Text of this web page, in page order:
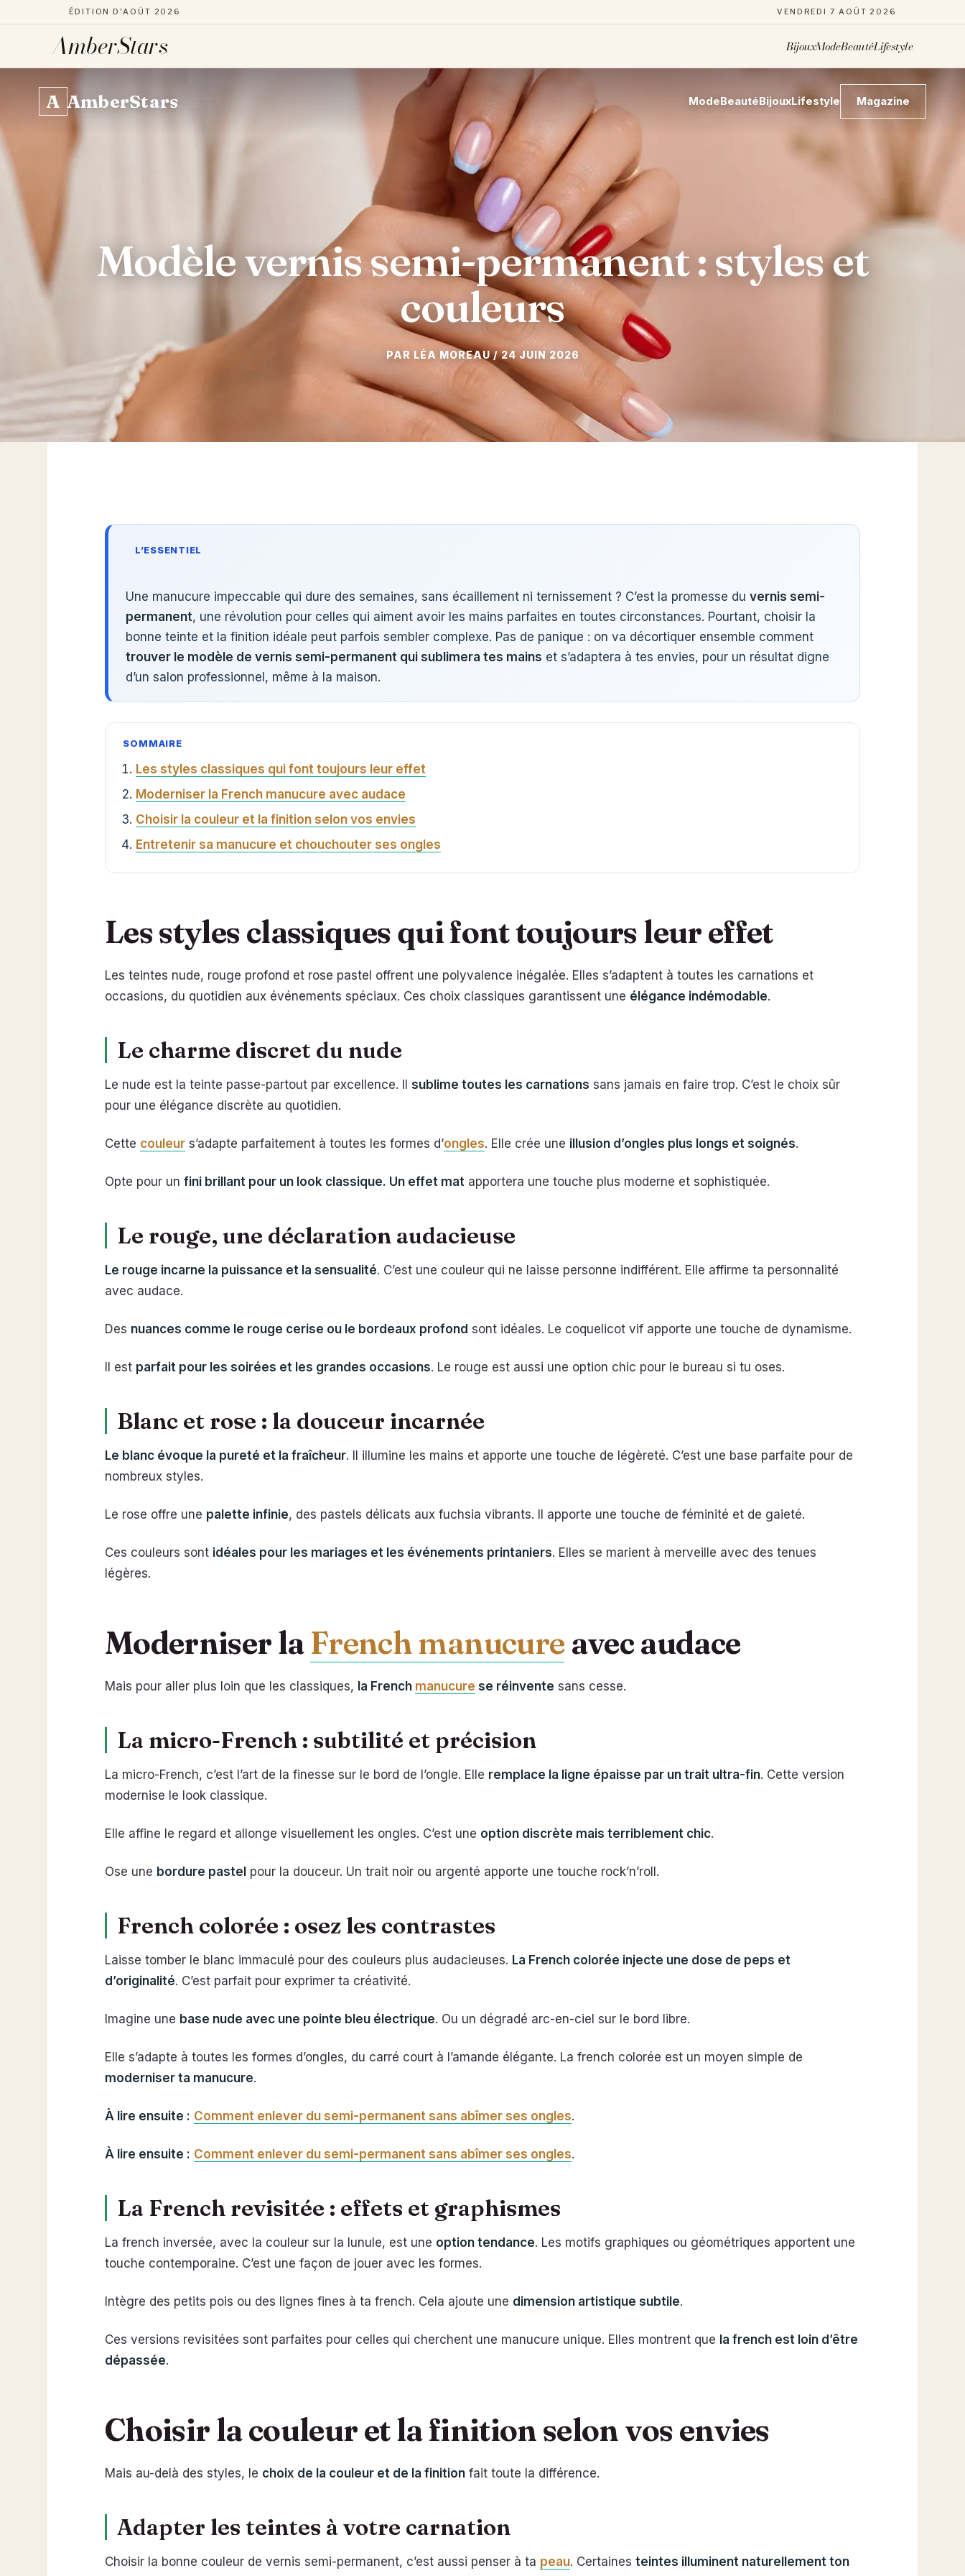
ÉDITION D'AOÛT 2026 VENDREDI 7 AOÛT 2026
AmberStars BijouxModeBeautéLifestyle
contenu
A AmberStars ModeBeautéBijouxLifestyle Magazine
Modèle vernis semi-permanent : styles et
couleurs
24 JUIN 2026
L’ESSENTIEL
Une manucure impeccable qui dure des semaines, sans écaillement ni ternissement ? C’est la promesse du vernis semi-
permanent, une révolution pour celles qui aiment avoir les mains parfaites en toutes circonstances. Pourtant, choisir la
bonne teinte et la finition idéale peut parfois sembler complexe. Pas de panique : on va décortiquer ensemble comment
trouver le modèle de vernis semi-permanent qui sublimera tes mains et s’adaptera à tes envies, pour un résultat digne
d’un salon professionnel, même à la maison.
SOMMAIRE
Les styles classiques qui font toujours leur effet
Moderniser la French manucure avec audace
Choisir la couleur et la finition selon vos envies
Entretenir sa manucure et chouchouter ses ongles
Les styles classiques qui font toujours leur effet
Les teintes nude, rouge profond et rose pastel offrent une polyvalence inégalée. Elles s’adaptent à toutes les carnations et
occasions, du quotidien aux événements spéciaux. Ces choix classiques garantissent une élégance indémodable.
Le charme discret du nude
Le nude est la teinte passe-partout par excellence. Il sublime toutes les carnations sans jamais en faire trop. C’est le choix sûr
pour une élégance discrète au quotidien.
Cette couleur s’adapte parfaitement à toutes les formes d’ongles. Elle crée une illusion d’ongles plus longs et soignés.
Opte pour un fini brillant pour un look classique. Un effet mat apportera une touche plus moderne et sophistiquée.
Le rouge, une déclaration audacieuse
Le rouge incarne la puissance et la sensualité. C’est une couleur qui ne laisse personne indifférent. Elle affirme ta personnalité
avec audace.
Des nuances comme le rouge cerise ou le bordeaux profond sont idéales. Le coquelicot vif apporte une touche de dynamisme.
Il est parfait pour les soirées et les grandes occasions. Le rouge est aussi une option chic pour le bureau si tu oses.
Blanc et rose : la douceur incarnée
Le blanc évoque la pureté et la fraîcheur. Il illumine les mains et apporte une touche de légèreté. C’est une base parfaite pour de
nombreux styles.
Le rose offre une palette infinie, des pastels délicats aux fuchsia vibrants. Il apporte une touche de féminité et de gaieté.
Ces couleurs sont idéales pour les mariages et les événements printaniers. Elles se marient à merveille avec des tenues
légères.
Moderniser laFrench manucure avec audace
Mais pour aller plus loin que les classiques, la French manucure se réinvente sans cesse.
La micro-French : subtilité et précision
La micro-French, c’est l’art de la finesse sur le bord de l’ongle. Elle remplace la ligne épaisse par un trait ultra-fin. Cette version
modernise le look classique.
Elle affine le regard et allonge visuellement les ongles. C’est une option discrète mais terriblement chic.
Ose une bordure pastel pour la douceur. Un trait noir ou argenté apporte une touche rock’n’roll.
French colorée : osez les contrastes
Laisse tomber le blanc immaculé pour des couleurs plus audacieuses. La French colorée injecte une dose de peps et
d’originalité. C’est parfait pour exprimer ta créativité.
Imagine une base nude avec une pointe bleu électrique. Ou un dégradé arc-en-ciel sur le bord libre.
Elle s’adapte à toutes les formes d’ongles, du carré court à l’amande élégante. La french colorée est un moyen simple de
moderniser ta manucure.
À lire ensuite : Comment enlever du semi-permanent sans abîmer ses ongles.
À lire ensuite : Comment enlever du semi-permanent sans abîmer ses ongles.
La French revisitée : effets et graphismes
La french inversée, avec la couleur sur la lunule, est une option tendance. Les motifs graphiques ou géométriques apportent une
touche contemporaine. C’est une façon de jouer avec les formes.
Intègre des petits pois ou des lignes fines à ta french. Cela ajoute une dimension artistique subtile.
Ces versions revisitées sont parfaites pour celles qui cherchent une manucure unique. Elles montrent que la french est loin d’être
dépassée.
Choisir la couleur et la finition selon vos envies
Mais au-delà des styles, le choix de la couleur et de la finition fait toute la différence.
Adapter les teintes à votre carnation
Choisir la bonne couleur de vernis semi-permanent, c’est aussi penser à ta peau. Certaines teintes illuminent naturellement ton